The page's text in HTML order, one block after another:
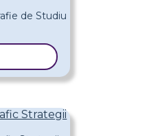
Strategii